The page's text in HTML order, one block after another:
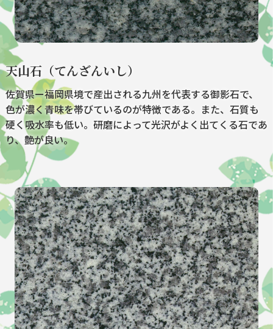
天山石（てんざんいし）
佐賀県ー福岡県境で産出される九州を代表する御影石で、
色が濃く青味を帯びているのが特徴である。また、石質も
硬く吸水率も低い。研磨によって光沢がよく出てくる石であ
り、艶が良い。